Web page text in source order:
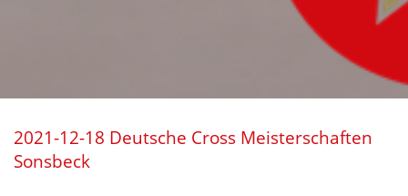
2021-12-18 Deutsche Cross Meisterschaften
Sonsbeck